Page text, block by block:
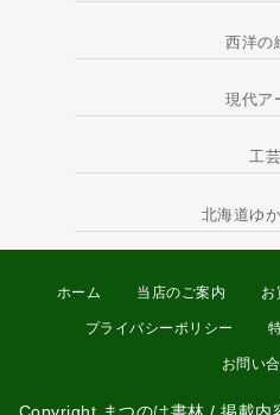
西洋の
現代ア
工芸
北海道ゆ
ホーム 当店のご案内 お
プライバシーポリシー
お問い